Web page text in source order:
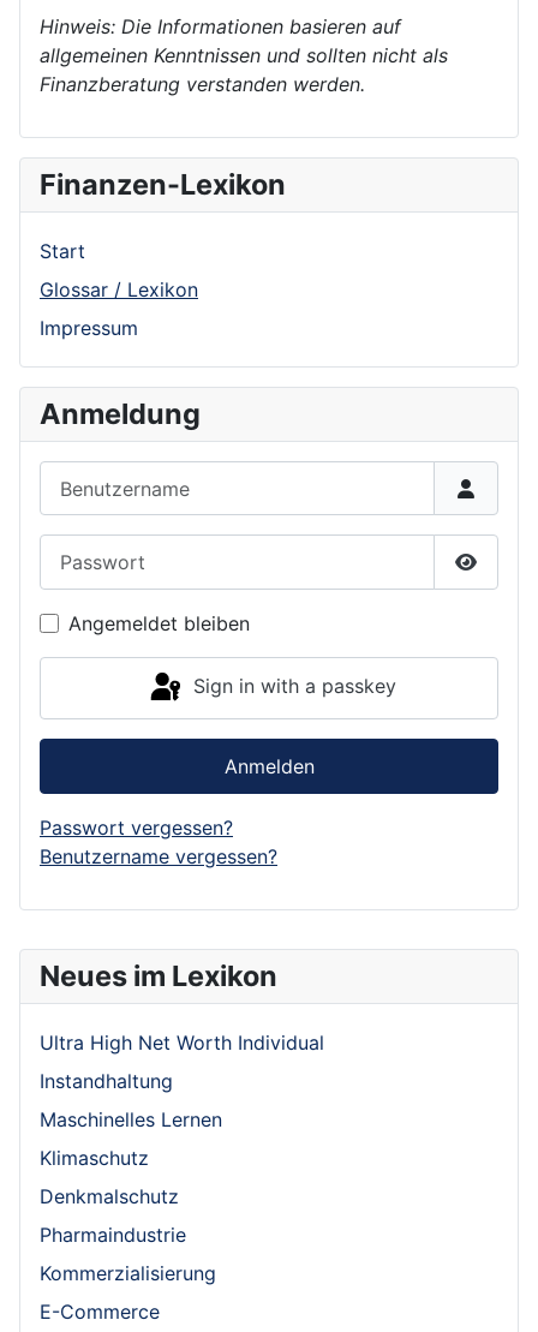
Neues im Lexikon
Ultra High Net Worth Individual
Instandhaltung
Maschinelles Lernen
Klimaschutz
Denkmalschutz
Pharmaindustrie
Kommerzialisierung
E-Commerce
Hinweis: Die Informationen basieren auf
allgemeinen Kenntnissen und sollten nicht als
Finanzberatung verstanden werden.
Finanzen-Lexikon
Start
Glossar / Lexikon
Impressum
Anmeldung
Show
Angemeldet bleiben
Sign in with a passkey
Anmelden
Passwort vergessen?
Benutzername vergessen?